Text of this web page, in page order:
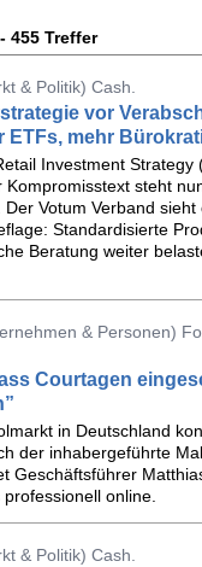
455 Treffer
& Politik) Cash.
vor
ETFs, mehr
Investment Strategy
Kompromisstext steht
Votum Verband sieht
Standardisierte
Beratung weiter
& Personen)
Courtagen
in Deutschland
der inhabergeführte
Geschäftsführer
online.
& Politik) Cash.